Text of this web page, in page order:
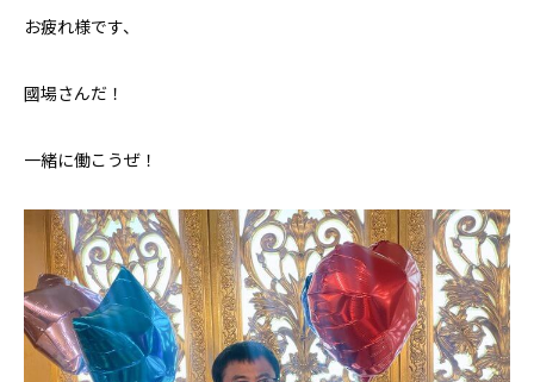
お疲れ様です、
國場さんだ！
一緒に働こうぜ！
会社概要
求人情報
よくある質問
お知らせ
お問い合わせ